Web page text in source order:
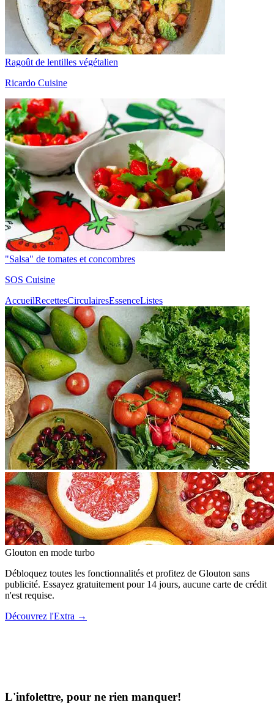
Ragoût de lentilles végétalien
Ricardo Cuisine
"Salsa" de tomates et concombres
SOS Cuisine
AccueilRecettesCirculairesEssenceListes
Glouton en mode turbo
Débloquez toutes les fonctionnalités et profitez de Glouton sans
publicité. Essayez gratuitement pour 14 jours, aucune carte de crédit
n'est requise.
Découvrez l'Extra →
L'infolettre, pour ne rien manquer!